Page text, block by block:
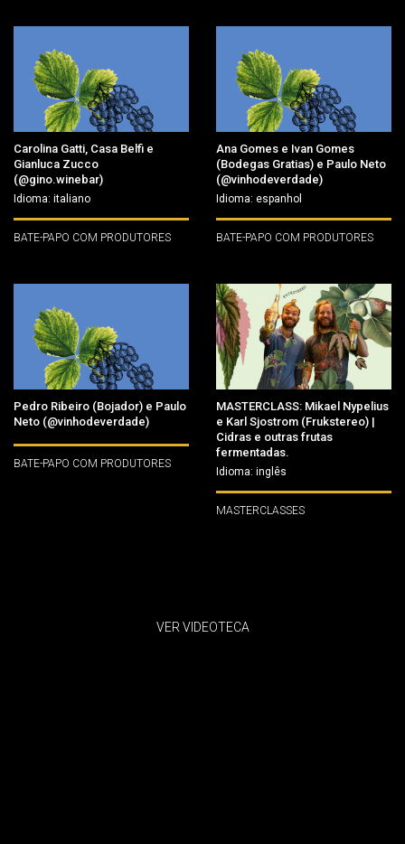
Carolina Gatti, Casa Belfi e
Gianluca Zucco
(@gino.winebar)
Idioma: italiano
BATE-PAPO COM PRODUTORES
Ana Gomes e Ivan Gomes
(Bodegas Gratias) e Paulo Neto
(@vinhodeverdade)
Idioma: espanhol
BATE-PAPO COM PRODUTORES
Pedro Ribeiro (Bojador) e Paulo
Neto (@vinhodeverdade)
BATE-PAPO COM PRODUTORES
MASTERCLASS: Mikael Nypelius
e Karl Sjostrom (Frukstereo) |
Cidras e outras frutas
fermentadas.
Idioma: inglês
MASTERCLASSES
VER VIDEOTECA